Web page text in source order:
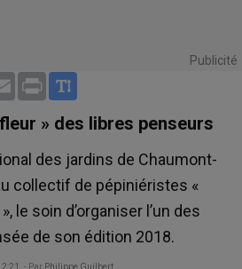
Publicité
Email Print
» des libres penseurs
des jardins de Chaumont-
collectif de pépiniéristes «
le soin d’organiser l’un des
de son édition 2018.
- Par Philippe Guilbert